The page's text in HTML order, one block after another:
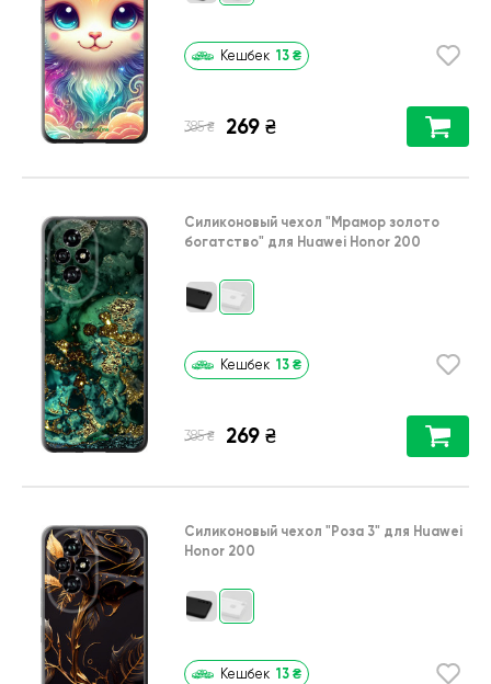
Кешбек 13 ₴
385 ₴ 269 ₴
Силиконовый чехол "Мрамор золото
богатство" для Huawei Honor 200
Кешбек 13 ₴
385 ₴ 269 ₴
Силиконовый чехол "Роза 3" для Huawei
Honor 200
Кешбек 13 ₴